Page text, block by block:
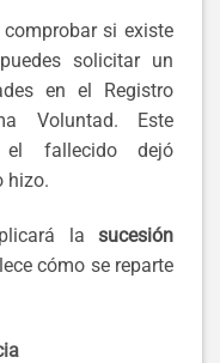
si existe
solicitar un
en el Registro
Voluntad. Este
fallecido dejó
hizo.
la sucesión
cómo se reparte